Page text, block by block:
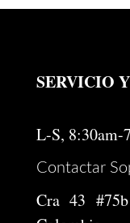
SERVICIO
L-S, 8:30am-
Contactar
Cra 43